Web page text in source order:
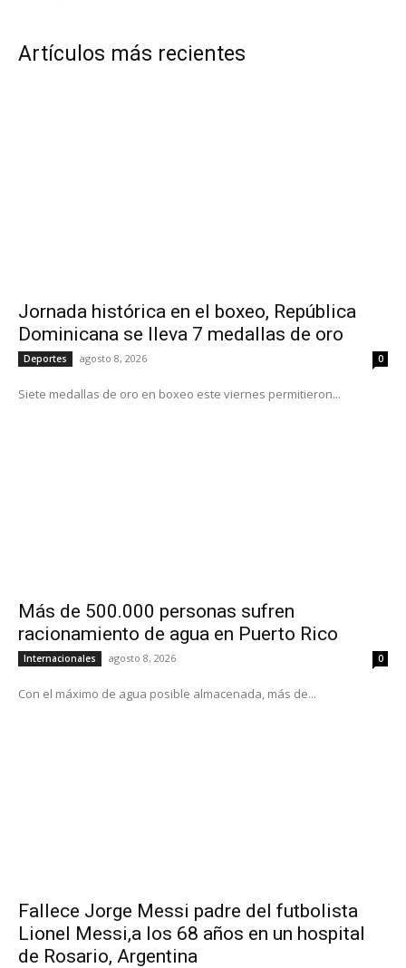
Artículos más recientes
Jornada histórica en el boxeo, República
Dominicana se lleva 7 medallas de oro
Deportes agosto 8, 2026 0
Siete medallas de oro en boxeo este viernes permitieron...
Más de 500.000 personas sufren
racionamiento de agua en Puerto Rico
Internacionales agosto 8, 2026 0
Con el máximo de agua posible almacenada, más de...
Fallece Jorge Messi padre del futbolista
Lionel Messi,a los 68 años en un hospital
de Rosario, Argentina